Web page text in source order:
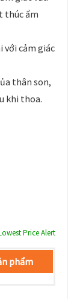
thúc ẩm
với cảm giác
thân son,
khi thoa.
Price Alert
phẩm